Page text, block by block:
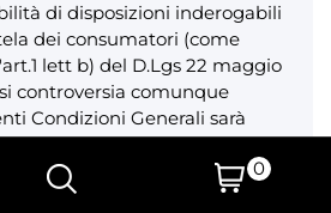
di disposizioni inderogabili
dei consumatori (come
lett b) del D.Lgs 22 maggio
controversia comunque
Condizioni Generali sarà
esclusiva del Tribunale di
0